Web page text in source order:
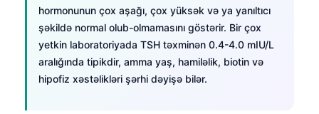
hormonunun çox aşağı, çox yüksək və ya yanıltıcı
şəkildə normal olub-olmamasını göstərir. Bir çox
yetkin laboratoriyada TSH təxminən 0.4-4.0 mIU/L
aralığında tipikdir, amma yaş, hamiləlik, biotin və
hipofiz xəstəlikləri şərhi dəyişə bilər.
සිංහල
অসমীয়া
Galego
Latviešu valoda